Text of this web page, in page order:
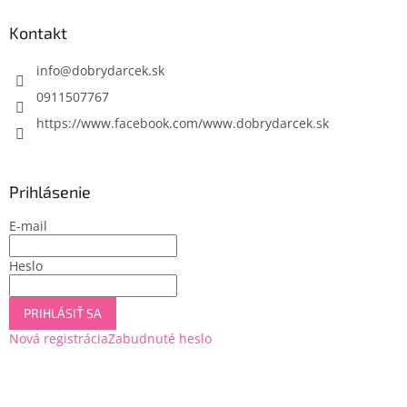
Kontakt
info@dobrydarcek.sk
0911507767
https://www.facebook.com/www.dobrydarcek.sk
Prihlásenie
E-mail
Heslo
PRIHLÁSIŤ SA
Nová registráciaZabudnuté heslo